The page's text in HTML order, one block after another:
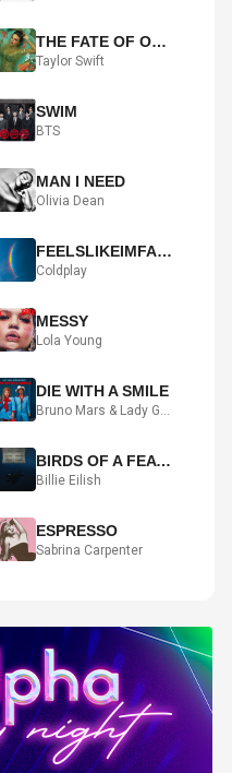
THE FATE OF OPHELIA
Taylor Swift
SWIM
BTS
MAN I NEED
Olivia Dean
FEELSLIKEIMFALLINGINLOVE
Coldplay
MESSY
Lola Young
DIE WITH A SMILE
Bruno Mars & Lady Gaga
BIRDS OF A FEATHER
Billie Eilish
ESPRESSO
Sabrina Carpenter